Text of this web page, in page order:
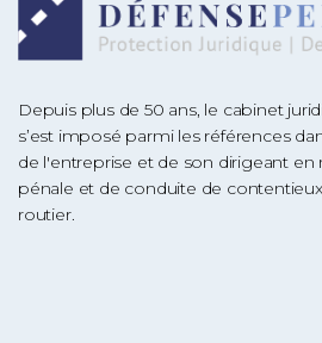
Depuis plus de 50 ans, le cabinet
s’est imposé parmi les références
de l'entreprise et de son dirigeant en
pénale et de conduite de
routier.